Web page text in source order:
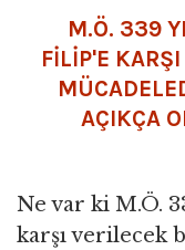
M.Ö. 339
FİLİP'E
AÇIKÇA
Ne var ki M.Ö.
karşı